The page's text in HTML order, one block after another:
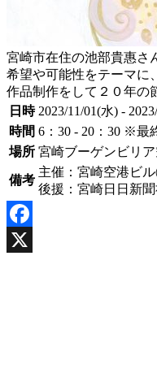
宮崎市在住の池部貴惠さ
希望や可能性をテーマに
作品制作をして２０年の
日時 2023/11/01(水) -
時間 6：30 - 20：30 ※最
場所 宮崎ブーゲンビリ
備考
主催：宮崎空港ビ
後援：宮崎日日新
Facebook